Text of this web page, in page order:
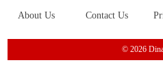
About Us Contact Us
© 2026